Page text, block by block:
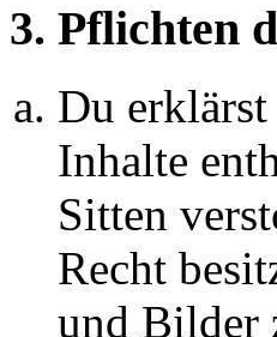
3. Pflichten
Du
Inhalte
Sitten
Recht
und Bilder